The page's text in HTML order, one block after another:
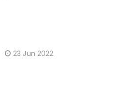
23 Jun 2022